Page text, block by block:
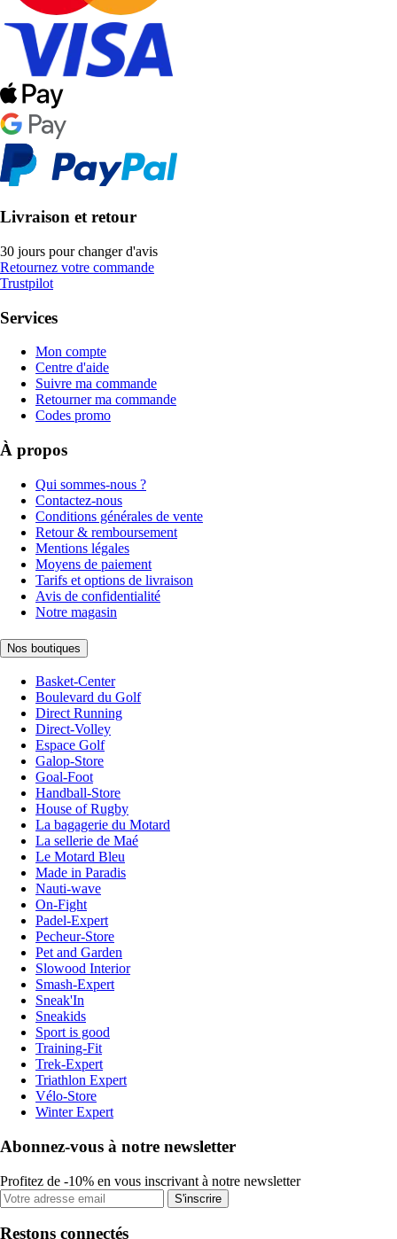
Livraison et retour
30 jours pour changer d'avis
Retournez votre commande
Trustpilot
Services
Mon compte
Centre d'aide
Suivre ma commande
Retourner ma commande
Codes promo
À propos
Qui sommes-nous ?
Contactez-nous
Conditions générales de vente
Retour & remboursement
Mentions légales
Moyens de paiement
Tarifs et options de livraison
Avis de confidentialité
Notre magasin
Nos boutiques
Basket-Center
Boulevard du Golf
Direct Running
Direct-Volley
Espace Golf
Galop-Store
Goal-Foot
Handball-Store
House of Rugby
La bagagerie du Motard
La sellerie de Maé
Le Motard Bleu
Made in Paradis
Nauti-wave
On-Fight
Padel-Expert
Pecheur-Store
Pet and Garden
Slowood Interior
Smash-Expert
Sneak'In
Sneakids
Sport is good
Training-Fit
Trek-Expert
Triathlon Expert
Vélo-Store
Winter Expert
Abonnez-vous à notre newsletter
Profitez de -10% en vous inscrivant à notre newsletter
S'inscrire
Restons connectés